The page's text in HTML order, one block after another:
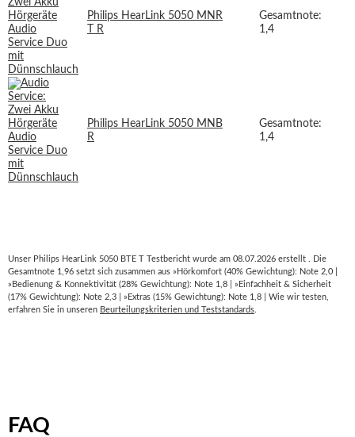
Philips HearLink 5050 MNR
T R
Gesamtnote:
1,4
Philips HearLink 5050 MNB
R
Gesamtnote:
1,4
Unser Philips HearLink 5050 BTE T Testbericht wurde am 08.07.2026 erstellt . Die
Gesamtnote 1,96 setzt sich zusammen aus »Hörkomfort (40% Gewichtung): Note 2,0 |
»Bedienung & Konnektivität (28% Gewichtung): Note 1,8 | »Einfachheit & Sicherheit
(17% Gewichtung): Note 2,3 | »Extras (15% Gewichtung): Note 1,8 | Wie wir testen,
erfahren Sie in unseren Beurteilungskriterien und Teststandards
FAQ